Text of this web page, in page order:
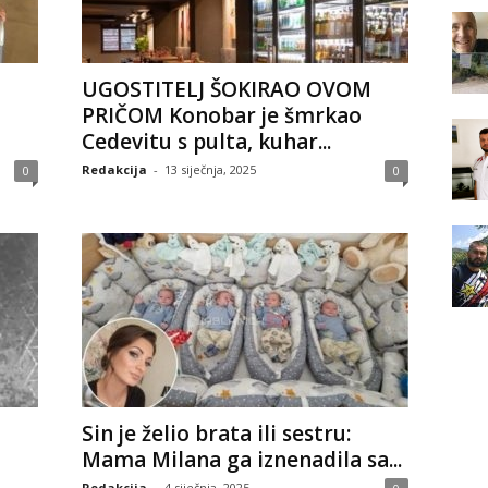
0
UGOSTITELJ ŠOKIRAO OVOM
PRIČOM Konobar je šmrkao
Cedevitu s pulta, kuhar...
Redakcija - 13 siječnja, 2025 0
Sin je želio brata ili sestru:
Mama Milana ga iznenadila sa...